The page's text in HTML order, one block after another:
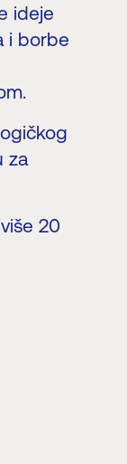
ideje
i borbe
za
20